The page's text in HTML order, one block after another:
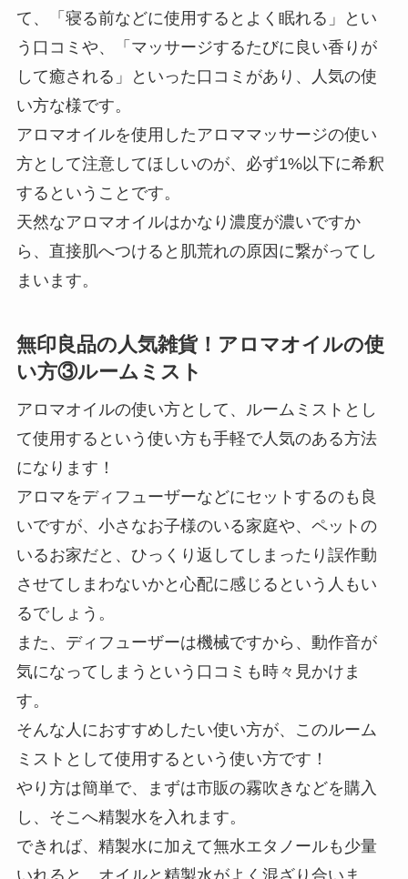
て、「寝る前などに使用するとよく眠れる」とい
う口コミや、「マッサージするたびに良い香りが
して癒される」といった口コミがあり、人気の使
い方な様です。
アロマオイルを使用したアロママッサージの使い
方として注意してほしいのが、必ず1%以下に希釈
するということです。
天然なアロマオイルはかなり濃度が濃いですか
ら、直接肌へつけると肌荒れの原因に繋がってし
まいます。
無印良品の人気雑貨！アロマオイルの使
い方③ルームミスト
アロマオイルの使い方として、ルームミストとし
て使用するという使い方も手軽で人気のある方法
になります！
アロマをディフューザーなどにセットするのも良
いですが、小さなお子様のいる家庭や、ペットの
いるお家だと、ひっくり返してしまったり誤作動
させてしまわないかと心配に感じるという人もい
るでしょう。
また、ディフューザーは機械ですから、動作音が
気になってしまうという口コミも時々見かけま
す。
そんな人におすすめしたい使い方が、このルーム
ミストとして使用するという使い方です！
やり方は簡単で、まずは市販の霧吹きなどを購入
し、そこへ精製水を入れます。
できれば、精製水に加えて無水エタノールも少量